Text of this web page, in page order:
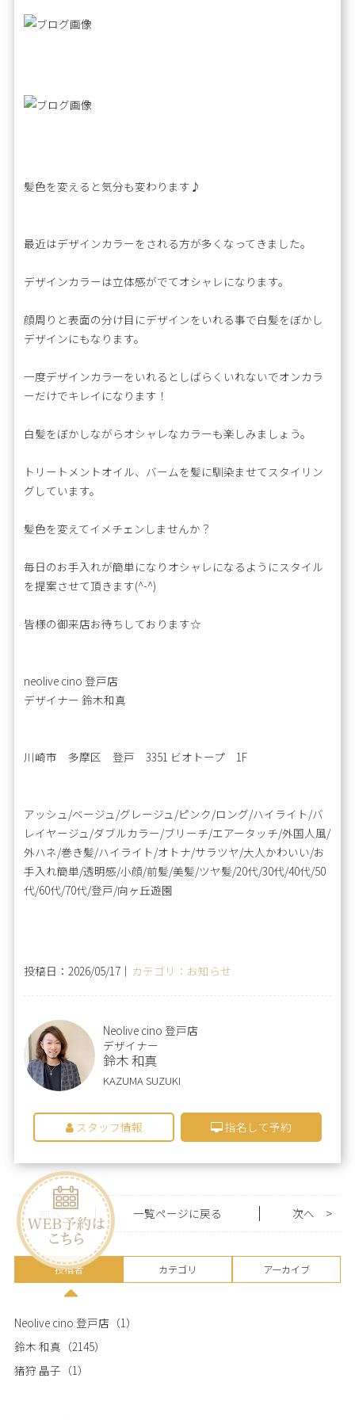
髪色を変えると気分も変わります♪
最近はデザインカラーをされる方が多くなってきました。
デザインカラーは立体感がでてオシャレになります。
顔周りと表面の分け目にデザインをいれる事で白髪をぼかし
デザインにもなります。
一度デザインカラーをいれるとしばらくいれないでオンカラ
ーだけでキレイになります！
白髪をぼかしながらオシャレなカラーも楽しみましょう。
トリートメントオイル、バームを髪に馴染ませてスタイリン
グしています。
髪色を変えてイメチェンしませんか？
毎日のお手入れが簡単になりオシャレになるようにスタイル
を提案させて頂きます(^-^)
皆様の御来店お待ちしております☆
neolive cino 登戸店
デザイナー 鈴木和真
川崎市 多摩区 登戸 3351 ビオトープ 1F
アッシュ/ベージュ/グレージュ/ピンク/ロング/ハイライト/バ
レイヤージュ/ダブルカラー/ブリーチ/エアータッチ/外国人風/
外ハネ/巻き髪/ハイライト/オトナ/サラツヤ/大人かわいい/お
手入れ簡単/透明感/小顔/前髪/美髪/ツヤ髪/20代/30代/40代/50
代/60代/70代/登戸/向ヶ丘遊園
投稿日：2026/05/17｜ カテゴリ：お知らせ
Neolive cino 登戸店
デザイナー
鈴木 和真
KAZUMA SUZUKI
スタッフ情報 指名して予約
< 前へ 一覧ページに戻る >
次へ
投稿者 カテゴリ アーカイブ
Neolive cino 登戸店 （1）
鈴木 和真 （2145）
猪狩 晶子 （1）